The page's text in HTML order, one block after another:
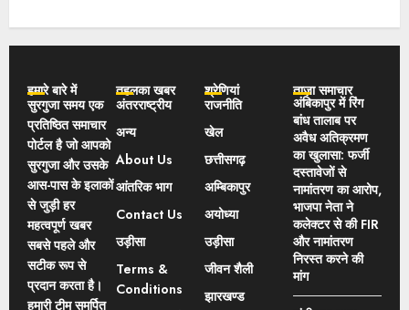
हमारे बारे में
सुरगुजा समय एक
प्रतिष्ठित समाचार
पोर्टल है जो आपको
सुरगुजा और उसके
आस-पास के इलाकों
से जुड़ी हर
महत्वपूर्ण खबर
सबसे पहले और
सटीक रूप से
प्रदान करता है।
हमारी टीम समर्पित
तहलका खबर
अंतरराष्ट्रीय
अन्य
About Us
आंतरिक भाग
Contact Us
उड़ीसा
Terms &
Conditions
श्रेणियां
राजनीति
खेल
छत्तीसगढ़
अम्बिकापुर
अयोध्या
उड़ीसा
जीवन शैली
झारखण्ड
ताज़ा समाचार
अंबिकापुर में रिंग
बांध तालाब पर
अवैध अतिक्रमण
का खुलासा: फर्जी
दस्तावेजों से
नामांतरण का आरोप,
भाजपा नेता ने
कलेक्टर से की FIR
और नामांतरण
निरस्त करने की
मांग